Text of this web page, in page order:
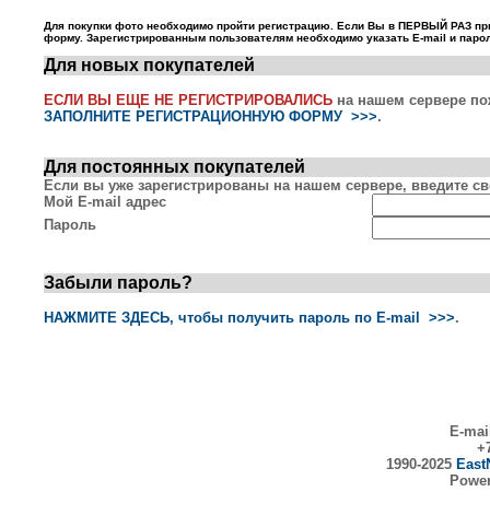
Для покупки фото необходимо пройти регистрацию. Если Вы в ПЕРВЫЙ РАЗ
форму. Зарегистрированным пользователям необходимо указать E-mail и
Для новых покупателей
ЕСЛИ ВЫ ЕЩЕ НЕ РЕГИСТРИРОВАЛИСЬ на нашем сервере
ЗАПОЛНИТЕ РЕГИСТРАЦИОННУЮ ФОРМУ >>>.
Для постоянных покупателей
Если вы уже зарегистрированы на нашем сервере, введите
Мой E-mail адрес
Пароль
Забыли пароль?
НАЖМИТЕ ЗДЕСЬ, чтобы получить пароль по E-mail >>>.
E-
1990-2025